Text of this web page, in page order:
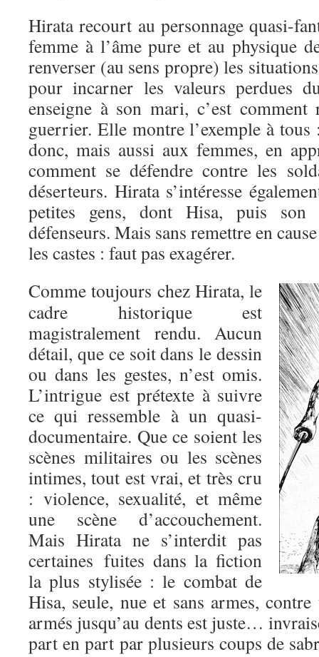
Hirata recourt au personnage quasi-
femme à l’âme pure et au physique
renverser (au sens propre) les
pour incarner les valeurs perdues
enseigne à son mari, c’est
guerrier. Elle montre l’exemple à
donc, mais aussi aux femmes, en
comment se défendre contre les
déserteurs. Hirata s’intéresse
petites gens, dont Hisa, puis son
défenseurs. Mais sans remettre en
les castes : faut pas exagérer.
Comme toujours chez Hirata, le
cadre historique est
magistralement rendu. Aucun
détail, que ce soit dans le dessin
ou dans les gestes, n’est omis.
L’intrigue est prétexte à suivre
ce qui ressemble à un quasi-
documentaire. Que ce soient les
scènes militaires ou les scènes
intimes, tout est vrai, et très cru
: violence, sexualité, et même
une scène d’accouchement.
Mais Hirata ne s’interdit pas
certaines fuites dans la fiction
la plus stylisée : le combat de
Hisa, seule, nue et sans armes,
armés jusqu’au dents est juste…
part en part par plusieurs coups de